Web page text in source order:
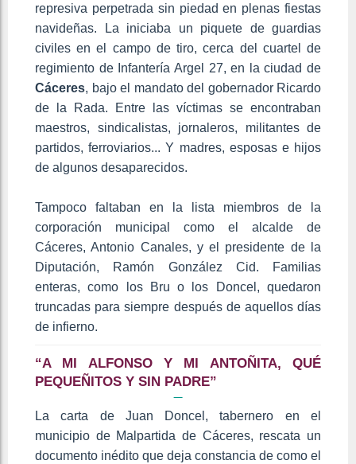
represiva perpetrada sin piedad en plenas fiestas
navideñas. La iniciaba un piquete de guardias
civiles en el campo de tiro, cerca del cuartel de
regimiento de Infantería Argel 27, en la ciudad de
Cáceres, bajo el mandato del gobernador Ricardo
de la Rada. Entre las víctimas se encontraban
maestros, sindicalistas, jornaleros, militantes de
partidos, ferroviarios... Y madres, esposas e hijos
de algunos desaparecidos.
Tampoco faltaban en la lista miembros de la
corporación municipal como el alcalde de
Cáceres, Antonio Canales, y el presidente de la
Diputación, Ramón González Cid. Familias
enteras, como los Bru o los Doncel, quedaron
truncadas para siempre después de aquellos días
de infierno.
“A MI ALFONSO Y MI ANTOÑITA, QUÉ
PEQUEÑITOS Y SIN PADRE”
La carta de Juan Doncel, tabernero en el
municipio de Malpartida de Cáceres, rescata un
documento inédito que deja constancia de como el